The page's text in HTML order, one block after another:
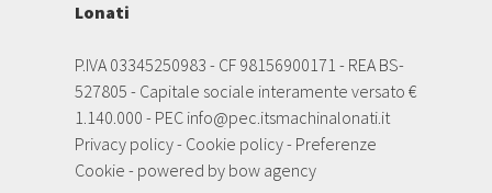
Lonati
P.IVA 03345250983 - CF 98156900171 - REA BS-
527805 - Capitale sociale interamente versato €
1.140.000 - PEC info@pec.itsmachinalonati.it
Privacy policy- Cookie policy- Preferenze
Cookie - powered by bow agency